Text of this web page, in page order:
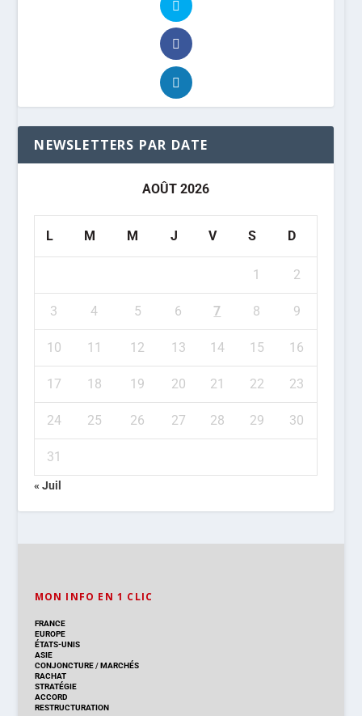
NEWSLETTERS PAR DATE
AOÛT 2026
L M M J V S D
1 2
3 4 5 6 7 8 9
10 11 12 13 14 15 16
17 18 19 20 21 22 23
24 25 26 27 28 29 30
31
« Juil
MON INFO EN 1 CLIC
FRANCE
EUROPE
ÉTATS-UNIS
ASIE
CONJONCTURE/MARCHÉS
RACHAT
STRATÉGIE
ACCORD
RESTRUCTURATION